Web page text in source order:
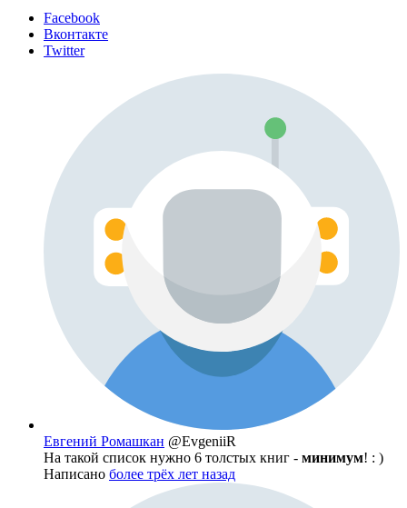
Facebook
Вконтакте
Twitter
Евгений Ромашкан @EvgeniiR
На такой список нужно 6 толстых книг - минимум! : )
Написано более трёх лет назад